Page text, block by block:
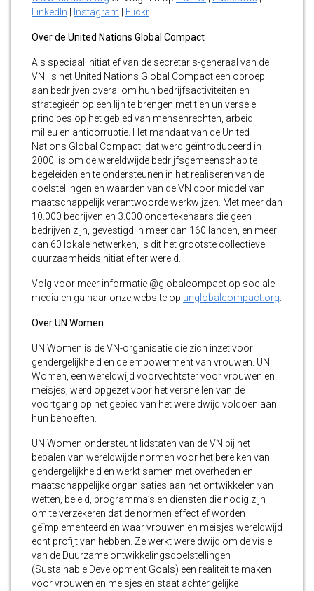
LinkedIn
Instagram Flickr
Over de United Nations Global Compact
Als speciaal initiatief van de secretaris-generaal van de
VN, is het United Nations Global Compact een oproep
aan bedrijven overal om hun bedrijfsactiviteiten en
strategieën op een lijn te brengen met tien universele
principes op het gebied van mensenrechten, arbeid,
milieu en anticorruptie. Het mandaat van de United
Nations Global Compact, dat werd geïntroduceerd in
2000, is om de wereldwijde bedrijfsgemeenschap te
begeleiden en te ondersteunen in het realiseren van de
doelstellingen en waarden van de VN door middel van
maatschappelijk verantwoorde werkwijzen. Met meer dan
10.000 bedrijven en 3.000 ondertekenaars die geen
bedrijven zijn, gevestigd in meer dan 160 landen, en meer
dan 60 lokale netwerken, is dit het grootste collectieve
duurzaamheidsinitiatief ter wereld.
Volg voor meer informatie @globalcompact op sociale
media en ga naar onze website op unglobalcompact.org
Over UN Women
UN Women is de VN-organisatie die zich inzet voor
gendergelijkheid en de empowerment van vrouwen. UN
Women, een wereldwijd voorvechtster voor vrouwen en
meisjes, werd opgezet voor het versnellen van de
voortgang op het gebied van het wereldwijd voldoen aan
hun behoeften.
UN Women ondersteunt lidstaten van de VN bij het
bepalen van wereldwijde normen voor het bereiken van
gendergelijkheid en werkt samen met overheden en
maatschappelijke organisaties aan het ontwikkelen van
wetten, beleid, programma’s en diensten die nodig zijn
om te verzekeren dat de normen effectief worden
geïmplementeerd en waar vrouwen en meisjes wereldwijd
echt profijt van hebben. Ze werkt wereldwijd om de visie
van de Duurzame ontwikkelingsdoelstellingen
(Sustainable Development Goals) een realiteit te maken
voor vrouwen en meisjes en staat achter gelijke